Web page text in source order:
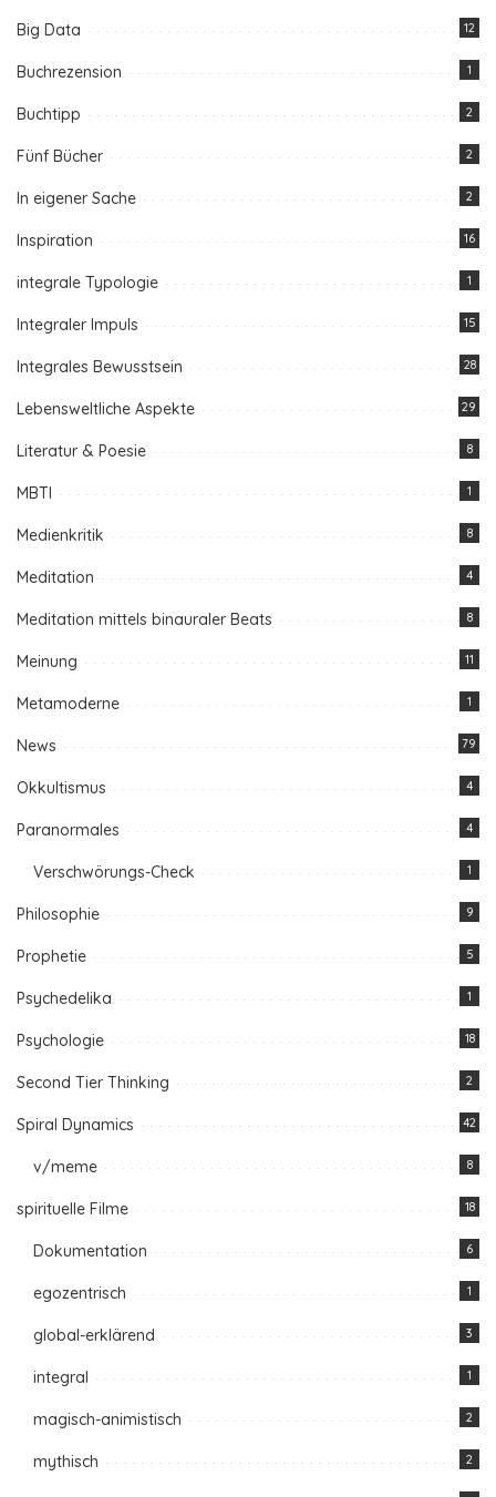
Big Data 12
Buchrezension 1
Buchtipp 2
Fünf Bücher 2
In eigener Sache 2
Inspiration 16
integrale Typologie 1
Integraler Impuls 15
Integrales Bewusstsein 28
Lebensweltliche Aspekte 29
Literatur & Poesie 8
MBTI 1
Medienkritik 8
Meditation 4
Meditation mittels binauraler Beats 8
Meinung 11
Metamoderne 1
News 79
Okkultismus 4
Paranormales 4
Verschwörungs-Check 1
Philosophie 9
Prophetie 5
Psychedelika 1
Psychologie 18
Second Tier Thinking 2
Spiral Dynamics 42
v/meme 8
spirituelle Filme 18
Dokumentation 6
egozentrisch 1
global-erklärend 3
integral 1
magisch-animistisch 2
mythisch 2